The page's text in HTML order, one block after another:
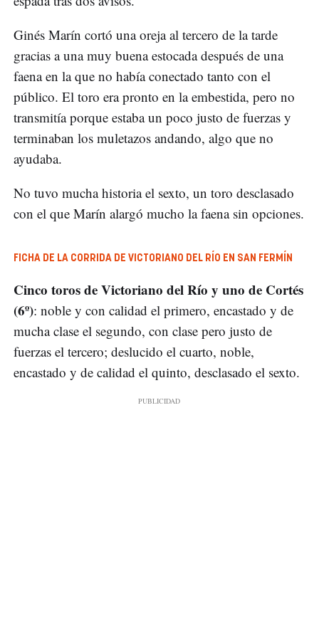
Ginés Marín cortó una oreja al tercero de la tarde
gracias a una muy buena estocada después de una
faena en la que no había conectado tanto con el
público. El toro era pronto en la embestida, pero no
transmitía porque estaba un poco justo de fuerzas y
terminaban los muletazos andando, algo que no
ayudaba.
No tuvo mucha historia el sexto, un toro desclasado
con el que Marín alargó mucho la faena sin opciones.
FICHA DE LA CORRIDA DE VICTORIANO DEL RÍO EN SAN FERMÍN
Cinco toros de Victoriano del Río y uno de Cortés
(6º): noble y con calidad el primero, encastado y de
mucha clase el segundo, con clase pero justo de
fuerzas el tercero; deslucido el cuarto, noble,
encastado y de calidad el quinto, desclasado el sexto.